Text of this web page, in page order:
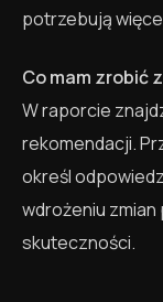
potrzebują
Co mam zrobić
W raporcie
rekomendacji.
określ
wdrożeniu
skuteczności.